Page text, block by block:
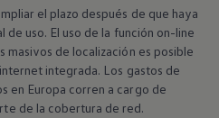
el plazo después de que haya
uso. El uso de la función on-line
masivos de localización es posible
integrada. Los gastos de
en Europa corren a cargo de
de la cobertura de red.